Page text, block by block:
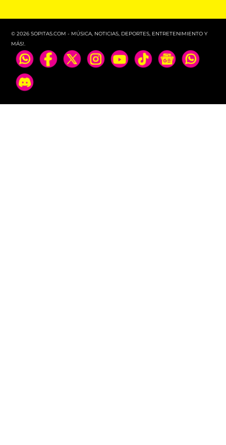
© 2026 SOPITAS.COM - MÚSICA, NOTICIAS, DEPORTES, ENTRETENIMIENTO Y
MÁS!.